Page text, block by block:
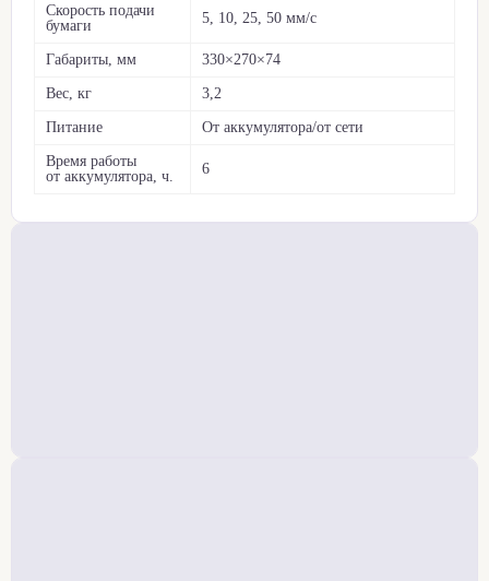
Скорость подачи
бумаги
5, 10, 25, 50 мм/с
Габариты, мм 330×270×74
Вес, кг 3,2
Питание От аккумулятора/от сети
Время работы
от аккумулятора, ч.
6